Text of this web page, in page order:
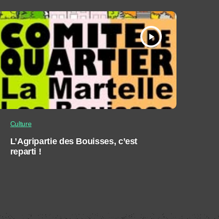
play_arrow
Culture
L’Agripartie des Bouisses, c’est
reparti !